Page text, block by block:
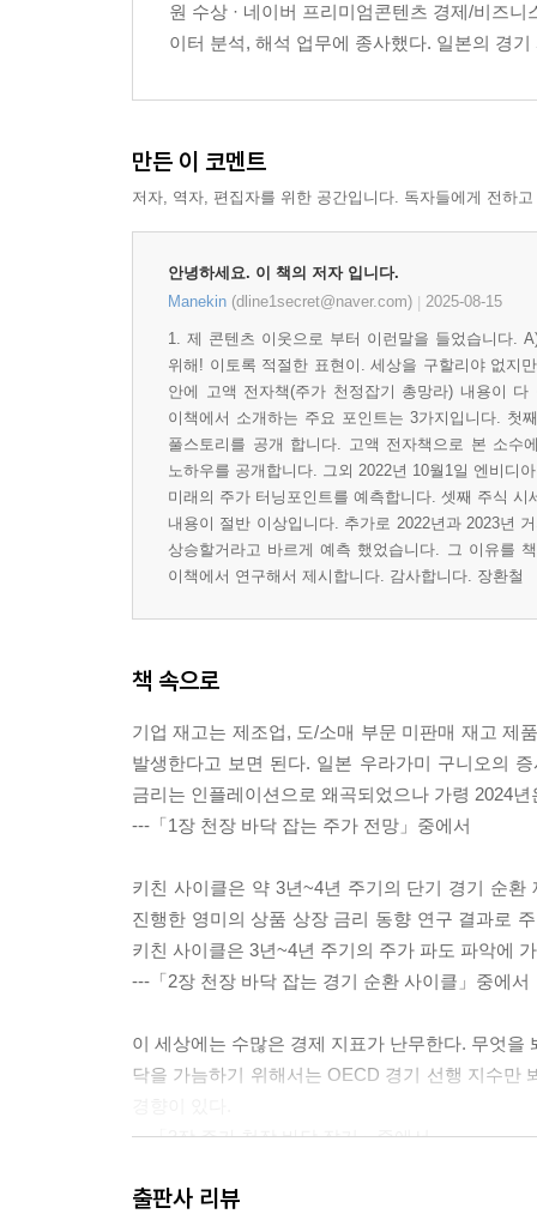
원 수상 · 네이버 프리미엄콘텐츠 경제/비즈
이터 분석, 해석 업무에 종사했다. 일본의 경
만든 이 코멘트
저자, 역자, 편집자를 위한 공간입니다. 독자들에게 전하
안녕하세요. 이 책의 저자 입니다.
Manekin (dline1secret@naver.com) 2025-08-15
1. 제 콘텐츠 이웃으로 부터 이런말을 들었습니다.
위해! 이토록 적절한 표현이. 세상을 구할리야 없지
안에 고액 전자책(주가 천정잡기 총망라) 내용이
이책에서 소개하는 주요 포인트는 3가지입니다. 첫
풀스토리를 공개 합니다. 고액 전자책으로 본 소수
노하우를 공개합니다. 그외 2022년 10월1일 엔비디
미래의 주가 터닝포인트를 예측합니다. 셋째 주식
내용이 절반 이상입니다. 추가로 2022년과 2023년
상승할거라고 바르게 예측 했었습니다. 그 이유를
이책에서 연구해서 제시합니다. 감사합니다. 장환철
책 속으로
기업 재고는 제조업, 도/소매 부문 미판매 재고 제
발생한다고 보면 된다. 일본 우라가미 구니오의
금리는 인플레이션으로 왜곡되었으나 가령 2024
---「1장 천장 바닥 잡는 주가 전망」중에서
키친 사이클은 약 3년~4년 주기의 단기 경기 순환
진행한 영미의 상품 상장 금리 동향 연구 결과로
키친 사이클은 3년~4년 주기의 주가 파도 파악에
---「2장 천장 바닥 잡는 경기 순환 사이클」중에서
이 세상에는 수많은 경제 지표가 난무한다. 무엇
닥을 가늠하기 위해서는 OECD 경기 선행 지수만
---「3장 주가 천장 바닥 잡기」중에서
반감기는 비트코인 채굴 난이도가 약 4년마다 2
출판사 리뷰